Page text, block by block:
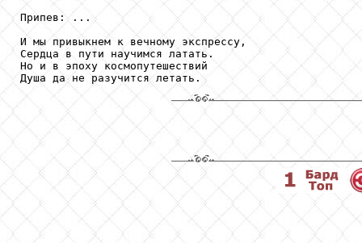
Припев: ...
И мы привыкнем к вечному экспрессу,
Сердца в пути научимся латать.
Но и в эпоху космопутешествий
Душа да не разучится летать.